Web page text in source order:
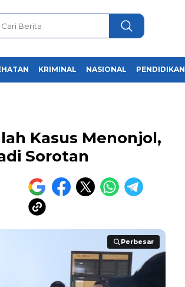
KRIMINAL NASIONAL PENDIDIKAN
Kasus Menonjol,
Sorotan
Perbesar
Perbesar